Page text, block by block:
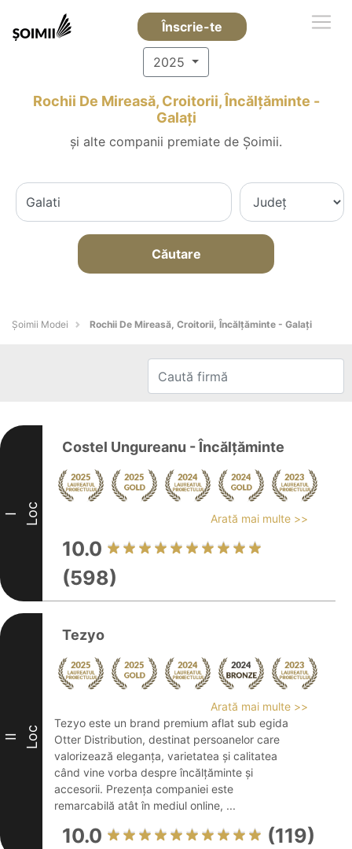
Înscrie-te
2025
Rochii De Mireasă, Croitorii, Încălțăminte -
Galaţi
și alte companii premiate de Șoimii.
Căutare
Șoimii Modei Rochii De Mireasă, Croitorii, Încălțăminte - Galaţi
I Loc
Costel Ungureanu - Încălțăminte
Arată mai multe >>
10.0
(598)
II Loc
Tezyo
Arată mai multe >>
Tezyo este un brand premium aflat sub egida
Otter Distribution, destinat persoanelor care
valorizează eleganța, varietatea și calitatea
când vine vorba despre încălțăminte și
accesorii. Prezența companiei este
remarcabilă atât în mediul online, ...
10.0 (119)